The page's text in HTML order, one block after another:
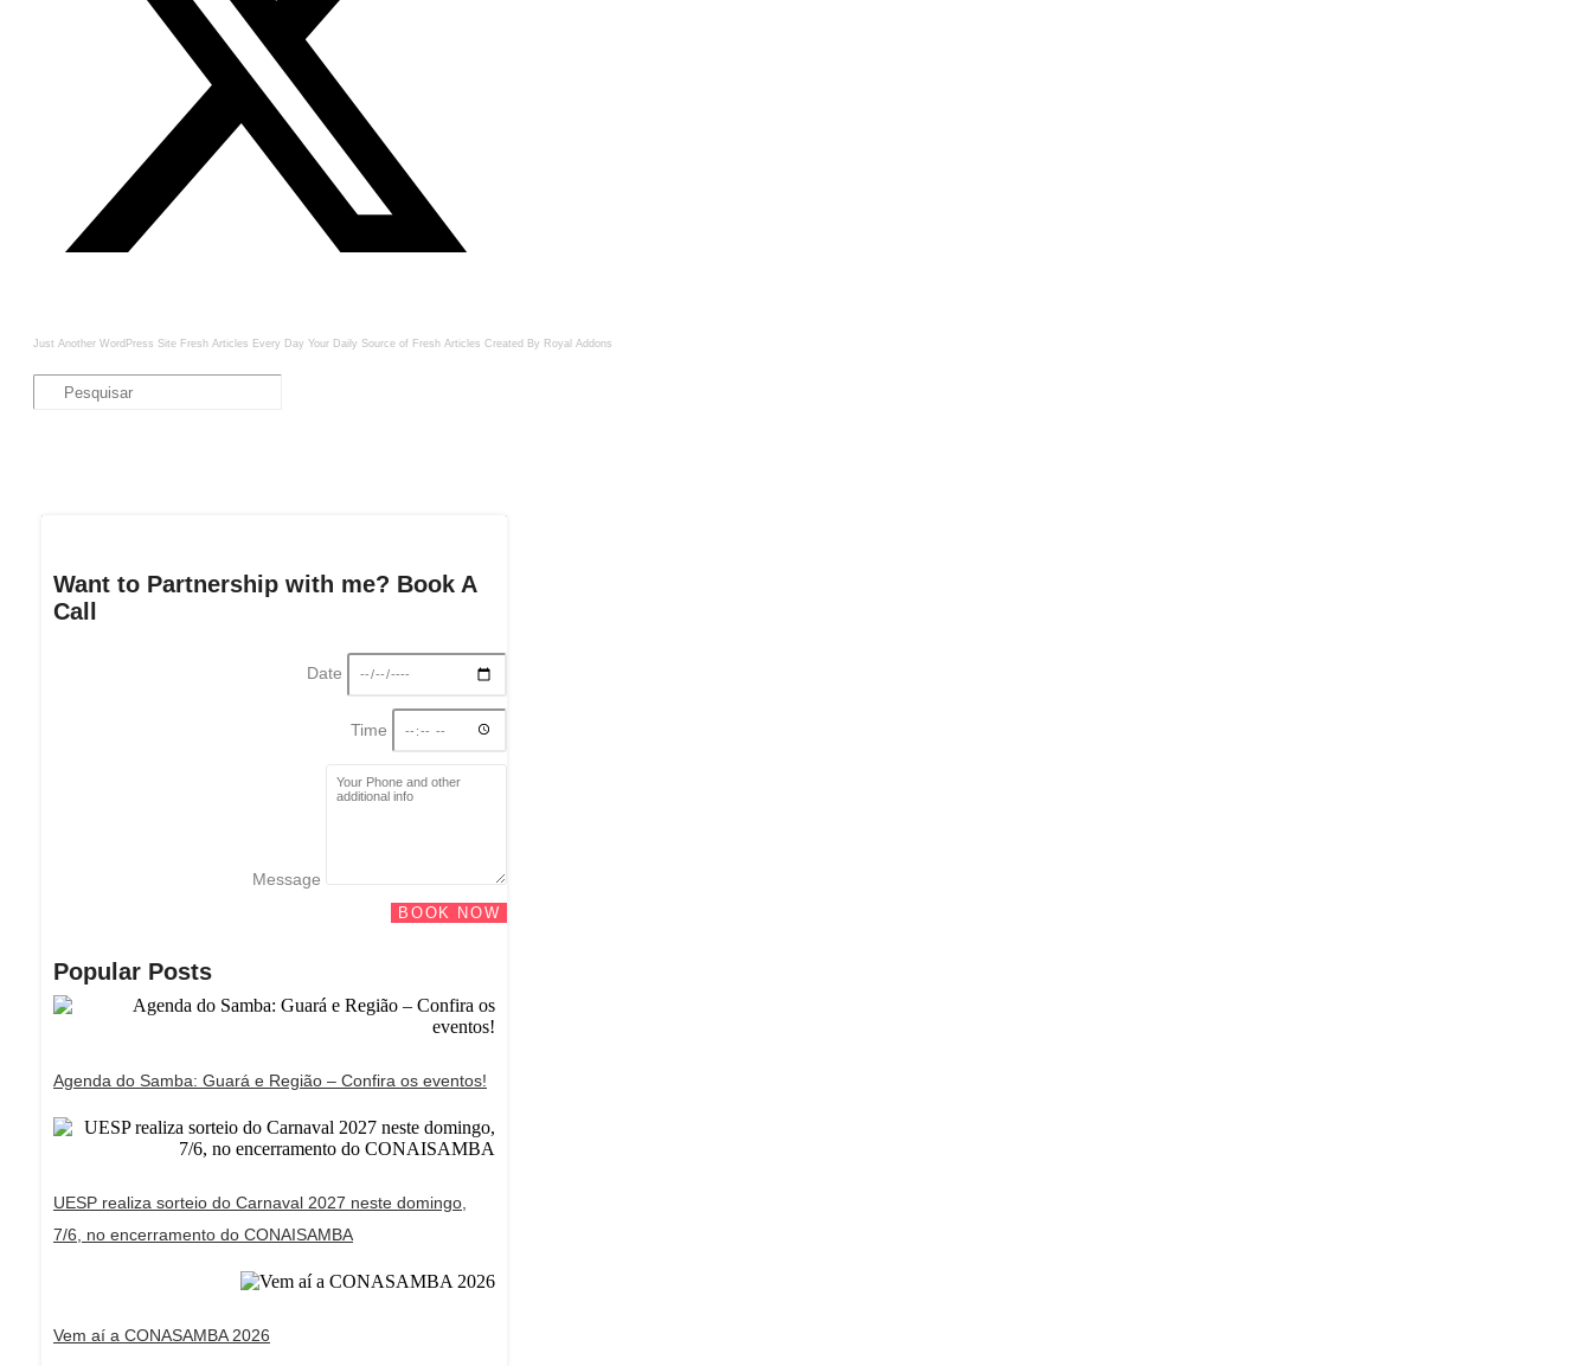
Just Another WordPress Site Fresh Articles Every Day Your Daily Source of Fresh Articles Created By Royal Addons
Want to Partnership with me? Book A
Call
Date
Time
Message
BOOK NOW
Popular Posts
Agenda do Samba: Guará e Região – Confira os eventos!
UESP realiza sorteio do Carnaval 2027 neste domingo,
7/6, no encerramento do CONAISAMBA
Vem aí a CONASAMBA 2026